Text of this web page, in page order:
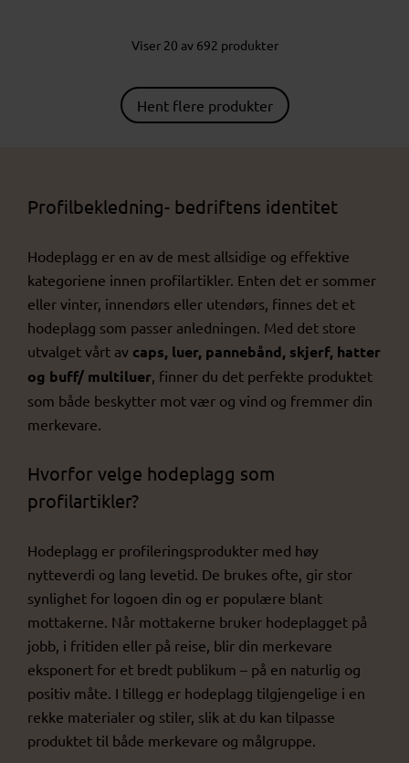
Viser 20 av 692 produkter
Hent flere produkter
Profilbekledning- bedriftens identitet
Hodeplagg er en av de mest allsidige og effektive
kategoriene innen profilartikler. Enten det er sommer
eller vinter, innendørs eller utendørs, finnes det et
hodeplagg som passer anledningen. Med det store
utvalget vårt av caps, luer, pannebånd, skjerf, hatter
og buff/ multiluer , finner du det perfekte produktet
som både beskytter mot vær og vind og fremmer din
merkevare.
Hvorfor velge hodeplagg som
profilartikler?
Hodeplagg er profileringsprodukter med høy
nytteverdi og lang levetid. De brukes ofte, gir stor
synlighet for logoen din og er populære blant
mottakerne. Når mottakerne bruker hodeplagget på
jobb, i fritiden eller på reise, blir din merkevare
eksponert for et bredt publikum – på en naturlig og
positiv måte. I tillegg er hodeplagg tilgjengelige i en
rekke materialer og stiler, slik at du kan tilpasse
produktet til både merkevare og målgruppe.